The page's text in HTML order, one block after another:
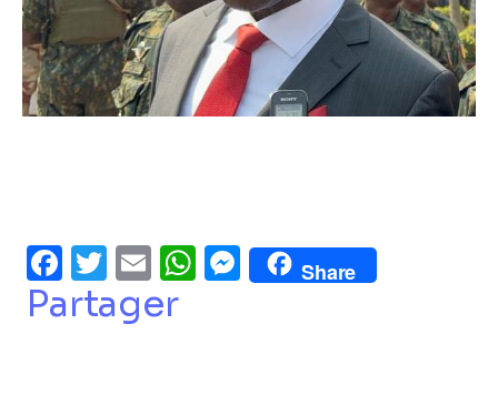
Facebook
Twitter
EmailWhatsApp
Messenger
Share
Partager